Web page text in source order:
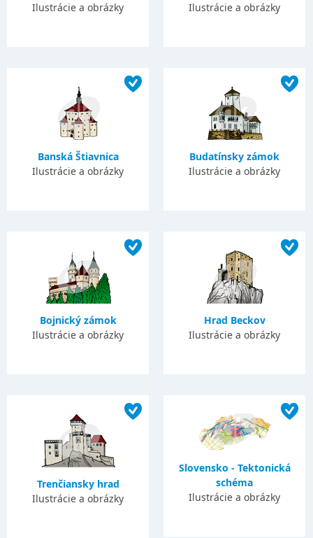
Ilustrácie a obrázky
Ilustrácie a obrázky
Banská Štiavnica
Ilustrácie a obrázky
Budatínsky zámok
Ilustrácie a obrázky
Bojnický zámok
Ilustrácie a obrázky
Hrad Beckov
Ilustrácie a obrázky
Trenčiansky hrad
Ilustrácie a obrázky
Slovensko - Tektonická
schéma
Ilustrácie a obrázky